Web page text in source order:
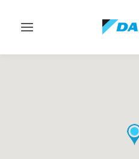
Alternar